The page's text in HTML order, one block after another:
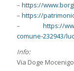
– https://
– https://
–https://
comune-232943/
Info:
Via Doge